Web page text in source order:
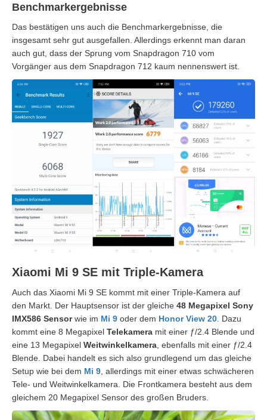
Benchmarkergebnisse
Das bestätigen uns auch die Benchmarkergebnisse, die
insgesamt sehr gut ausgefallen. Allerdings erkennt man daran
auch gut, dass der Sprung vom Snapdragon 710 vom
Vorgänger aus dem Snapdragon 712 kaum nennenswert ist.
Xiaomi Mi 9 SE mit Triple-Kamera
Auch das Xiaomi Mi 9 SE kommt mit einer Triple-Kamera auf
den Markt. Der Hauptsensor ist der gleiche 48 Megapixel Sony
IMX586 Sensorwie im Mi 9 oder dem Honor View 20. Dazu
kommt eine 8 Megapixel Telekamera mit einer ƒ/2.4 Blende und
eine 13 Megapixel Weitwinkelkamera, ebenfalls mit einer ƒ/2.4
Blende. Dabei handelt es sich also grundlegend um das gleiche
Setup wie bei dem Mi 9, allerdings mit einer etwas schwächeren
Tele- und Weitwinkelkamera. Die Frontkamera besteht aus dem
gleichem 20 Megapixel Sensor des großen Bruders.